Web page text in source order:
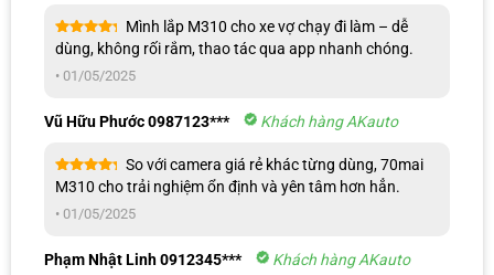
sáng
Được xếp
hạng5 5
sao
Mình lắp M310 cho xe vợ chạy đi làm – dễ
dùng, không rối rắm, thao tác qua app nhanh chóng.
• 01/05/2025
Vũ Hữu Phước 0987123*** Khách hàng AKauto
Được xếp
hạng 5 5
sao
So với camera giá rẻ khác từng dùng, 70mai
M310 cho trải nghiệm ổn định và yên tâm hơn hẳn.
• 01/05/2025
Phạm Nhật Linh 0912345*** Khách hàng AKauto